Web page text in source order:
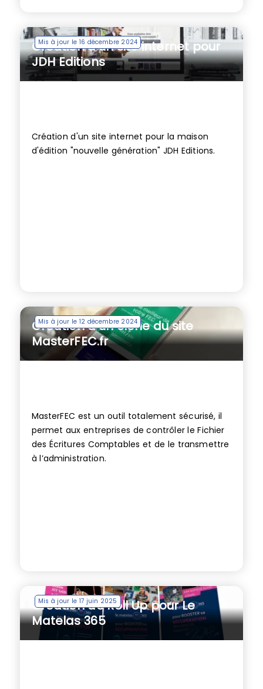
Mis à jour le 16 décembre 2024
Création d’un site internet pour
JDH Editions
Création d'un site internet pour la maison
d'édition "nouvelle génération" JDH Editions.
Mis à jour le 12 décembre 2024
Création d’un clone du site
MasterFEC.fr
MasterFEC est un outil totalement sécurisé, il
permet aux entreprises de contrôler le Fichier
des Écritures Comptables et de le transmettre
à l’administration.
Mis à jour le 17 juin 2025
Création de Roll Up pour Le
Matelas 365